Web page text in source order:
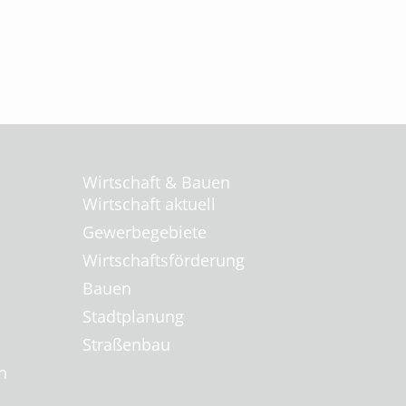
Wirtschaft & Bauen
Wirtschaft aktuell
Gewerbegebiete
Wirtschaftsförderung
Bauen
Stadtplanung
Straßenbau